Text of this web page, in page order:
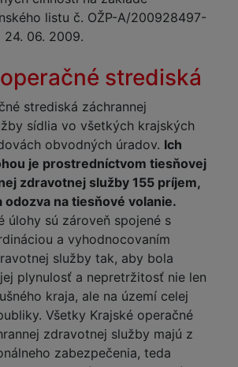
listu č. OŽP-A/200928497-
24. 06. 2009.
strediská
strediská záchrannej
sídlia vo všetkých krajských
obvodných úradov. Ich
je prostredníctvom tiesňovej
zdravotnej služby 155 príjem,
odozva na tiesňové volanie.
úlohy sú zároveň spojené s
a vyhodnocovaním
služby tak, aby bola
plynulosť a nepretržitosť nie len
kraja, ale na území celej
Všetky Krajské operačné
zdravotnej služby majú z
zabezpečenia, teda